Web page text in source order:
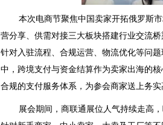
本次电商节聚焦中国卖家开拓俄罗斯
营分享、供需对接三大板块搭建行业交流
针对入驻流程、合规运营、物流优化等问
中，跨境支付与资金结算作为卖家出海的
合规的支付服务体系，为参会商家送上务实
展会期间，商联通展位人气持续走高